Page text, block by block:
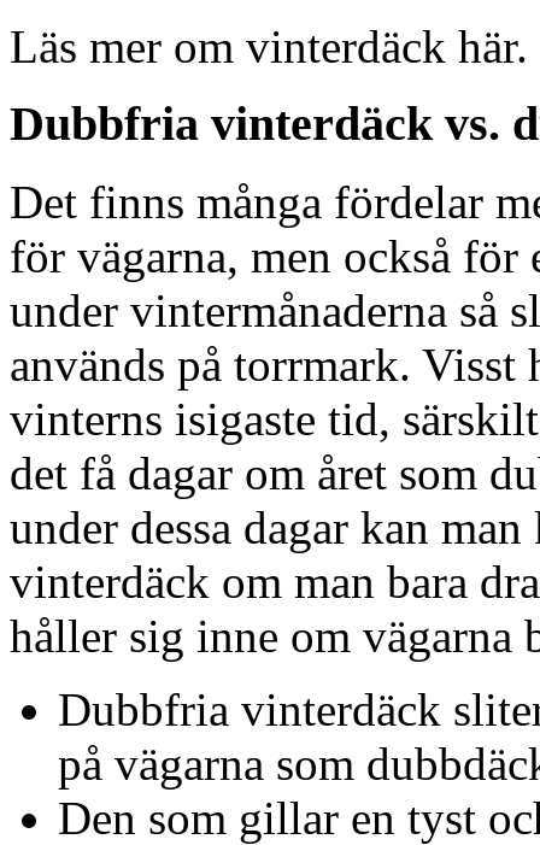
Läs mer om vinterdäck här.
Dubbfria vinterdäck vs.
Det finns många fördelar
för vägarna, men också
under vintermånaderna så
används på torrmark. Visst
vinterns isigaste tid,
det få dagar om året som
under dessa dagar kan
vinterdäck om man bara
håller sig inne om vägarna
Dubbfria vinterdäck
på vägarna som
Den som gillar en tyst